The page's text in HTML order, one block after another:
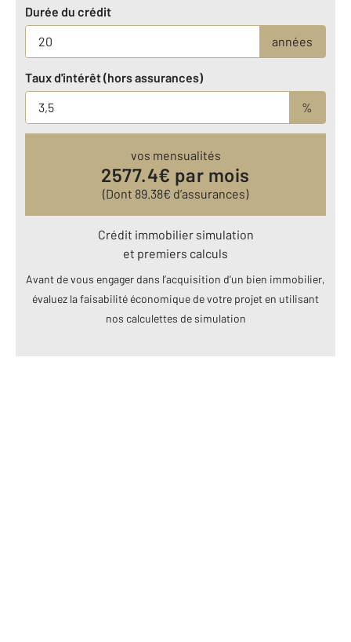
Durée du crédit
années
Taux d'intérêt (hors assurances)
%
vos mensualités
2577.4€ par mois
(Dont 89.38€ d’assurances)
Crédit immobilier simulation
et premiers calculs
Avant de vous engager dans l’acquisition d’un bien immobilier,
évaluez la faisabilité économique de votre projet en utilisant
nos calculettes de simulation